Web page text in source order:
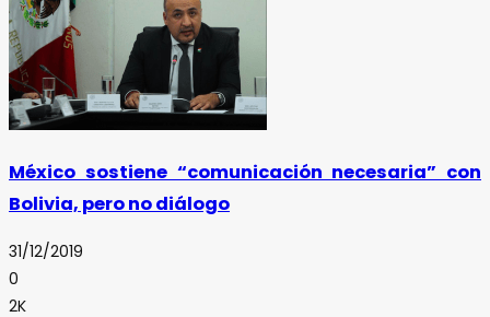
México sostiene “comunicación necesaria” con
Bolivia, pero no diálogo
31/12/2019
0
2K